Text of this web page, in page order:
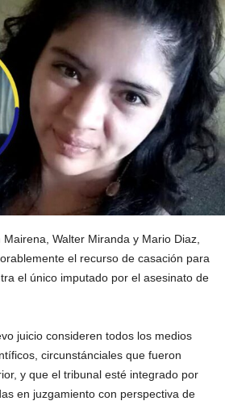
Walter Miranda y Mario Diaz,
el recurso de casación para
el único imputado por el asesinato de
juicio consideren todos los medios
circunstánciales que fueron
y que el tribunal esté integrado por
en juzgamiento con perspectiva de